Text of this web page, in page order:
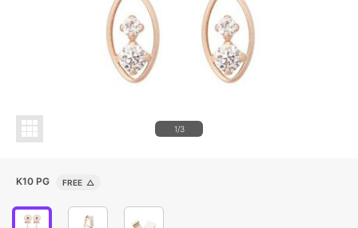
1/3
K10 PG FREE △